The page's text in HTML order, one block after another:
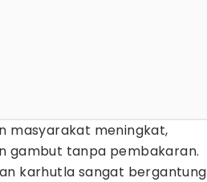
masyarakat meningkat,
gambut tanpa pembakaran.
karhutla sangat bergantung